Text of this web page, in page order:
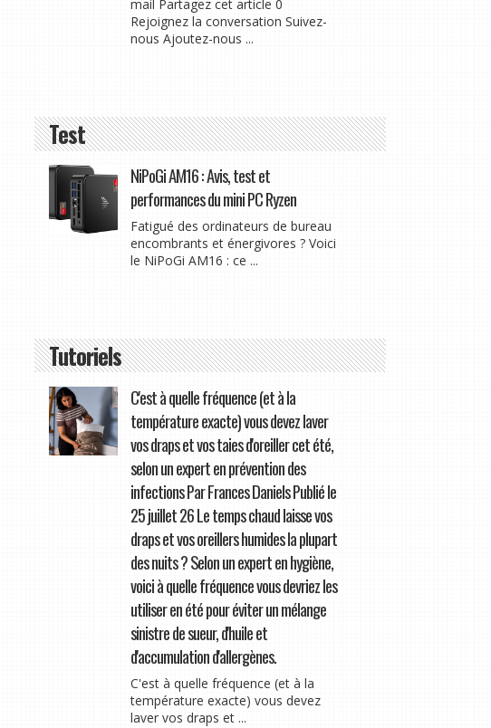
mail Partagez cet article 0
Rejoignez la conversation Suivez-
nous Ajoutez-nous ...
Test
NiPoGi AM16 : Avis, test et
performances du mini PC Ryzen
Fatigué des ordinateurs de bureau
encombrants et énergivores ? Voici
le NiPoGi AM16 : ce ...
Tutoriels
C'est à quelle fréquence (et à la
température exacte) vous devez laver
vos draps et vos taies d'oreiller cet été,
selon un expert en prévention des
infections Par Frances Daniels Publié le
25 juillet 26 Le temps chaud laisse vos
draps et vos oreillers humides la plupart
des nuits ? Selon un expert en hygiène,
voici à quelle fréquence vous devriez les
utiliser en été pour éviter un mélange
sinistre de sueur, d'huile et
d'accumulation d'allergènes.
C'est à quelle fréquence (et à la
température exacte) vous devez
laver vos draps et ...